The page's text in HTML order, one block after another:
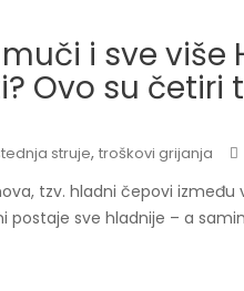
muči i sve više
Ovo su četiri
struje, troškovi grijanja
tzv. hladni čepovi između
postaje sve hladnije – a